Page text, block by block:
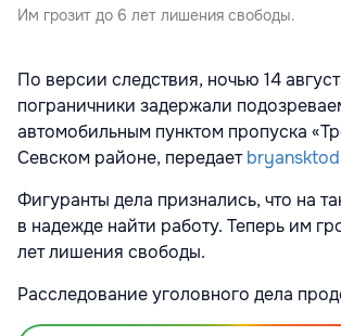
Им грозит до 6 лет лишения свободы.
По версии следствия, ночью 14
пограничники задержали
автомобильным пунктом пропуска
Севском районе, передает
Фигуранты дела признались, что на
в надежде найти работу. Теперь им
лет лишения свободы.
Расследование уголовного дела